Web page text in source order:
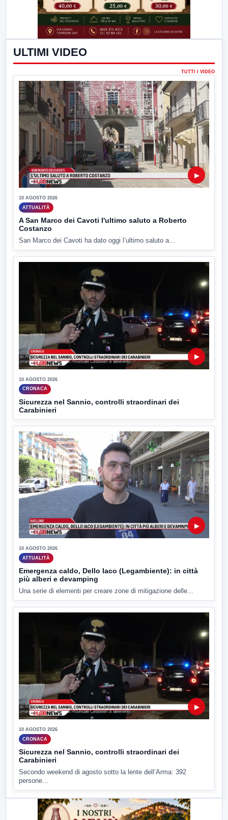
ULTIMI VIDEO
TUTTI I VIDEO
▶
10 AGOSTO 2026
ATTUALITÀ
A San Marco dei Cavoti l'ultimo saluto a Roberto
Costanzo
San Marco dei Cavoti ha dato oggi l’ultimo saluto a...
▶
10 AGOSTO 2026
CRONACA
Sicurezza nel Sannio, controlli straordinari dei
Carabinieri
▶
10 AGOSTO 2026
ATTUALITÀ
Emergenza caldo, Dello Iaco (Legambiente): in città
più alberi e devamping
Una serie di elementi per creare zone di mitigazione delle...
▶
10 AGOSTO 2026
CRONACA
Sicurezza nel Sannio, controlli straordinari dei
Carabinieri
Secondo weekend di agosto sotto la lente dell’Arma: 392
persone...